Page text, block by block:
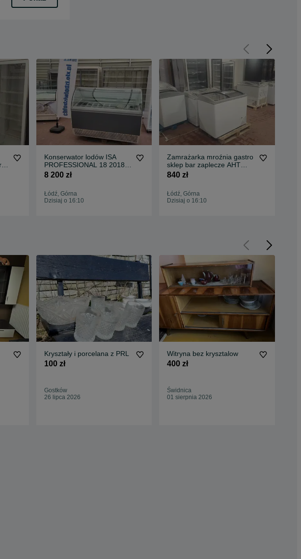
Konserwator lodów ISA
PROFESSIONAL 18 2018r.
kuwet nadmuchowa
8 200 zł
Łódź, Górna
Dzisiaj o 16:10
Zamrażarka mroźnia gastro
sklep bar zaplecze AHT
DOSTAWA BYFAL ARO-305
840 zł
Łódź, Górna
Dzisiaj o 16:10
Kryształy i porcelana z PRL
100 zł
Gostków
26 lipca 2026
Witryna bez krysztalow
400 zł
Świdnica
01 sierpnia 2026